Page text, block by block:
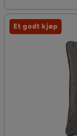
Et godt kjøp